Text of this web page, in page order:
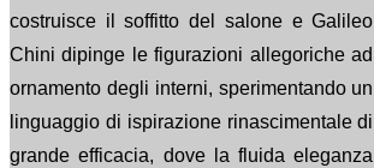
costruisce il soffitto del salone e Galileo
Chini dipinge le figurazioni allegoriche ad
ornamento degli interni, sperimentando un
linguaggio di ispirazione rinascimentale di
grande efficacia, dove la fluida eleganza